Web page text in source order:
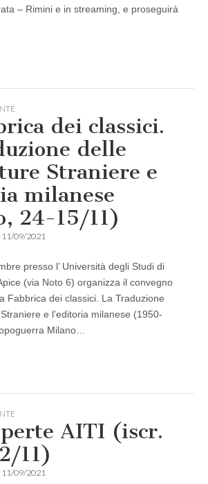
– Rimini e in streaming, e proseguirà
dei classici.
delle
Straniere e
milanese
24-15/11)
11/09/2021
presso l’ Università degli Studi di
(via Noto 6) organizza il convegno
Fabbrica dei classici. La Traduzione
e l’editoria milanese (1950-
Milano…
AITI (iscr.
11)
11/09/2021